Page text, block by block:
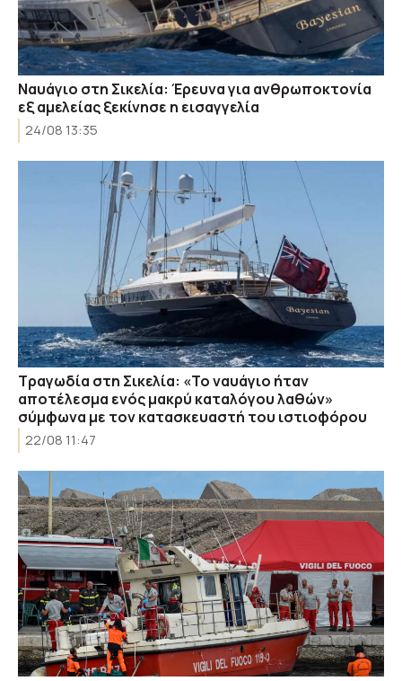
Ναυάγιο στη Σικελία: Έρευνα για ανθρωποκτονία
εξ αμελείας ξεκίνησε η εισαγγελία
24/08 13:35
Τραγωδία στη Σικελία: «Το ναυάγιο ήταν
αποτέλεσμα ενός μακρύ καταλόγου λαθών»
σύμφωνα με τον κατασκευαστή του ιστιοφόρου
22/08 11:47